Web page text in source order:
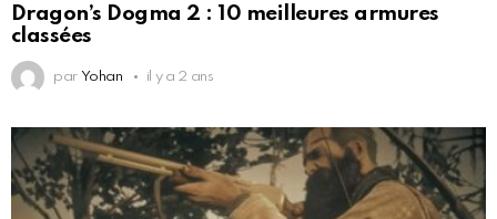
Dragon’s Dogma 2 : 10 meilleures armures
classées
par Yohan il y a 2 ans